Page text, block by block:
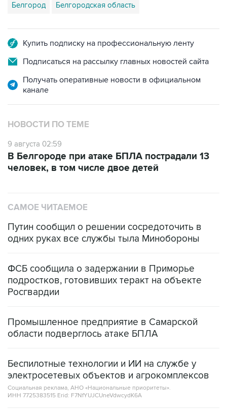
Белгород Белгородская область
Купить подписку на профессиональную ленту
Подписаться на рассылку главных новостей сайта
Получать оперативные новости в официальном
канале
НОВОСТИ ПО ТЕМЕ
9 августа 02:59
В Белгороде при атаке БПЛА пострадали 13
человек, в том числе двое детей
САМОЕ ЧИТАЕМОЕ
Путин сообщил о решении сосредоточить в
одних руках все службы тыла Минобороны
ФСБ сообщила о задержании в Приморье
подростков, готовивших теракт на объекте
Росгвардии
Промышленное предприятие в Самарской
области подверглось атаке БПЛА
Беспилотные технологии и ИИ на службе у
электросетевых объектов и агрокомплексов
Социальная реклама, АНО «Национальные приоритеты».
ИНН 7725383515 Erid: F7NfYUJCUneVdwcydK6A